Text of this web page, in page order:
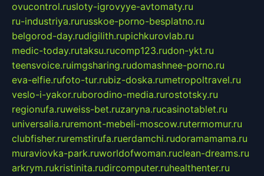
ovucontrol.rusloty-igrovyye-avtomaty.ru
ru-industriya.rurusskoe-porno-besplatno.ru
belgorod-day.rudigilith.rupichkurovlab.ru
medic-today.rutaksu.rucomp123.rudon-ykt.ru
teensvoice.ruimgsharing.rudomashnee-porno.ru
eva-elfie.rufoto-tur.rubiz-doska.rumetropoltravel.ru
veslo-i-yakor.ruborodino-media.rurostotsky.ru
regionufa.ruweiss-bet.ruzaryna.rucasinotablet.ru
universalia.ruremont-mebeli-moscow.rutermomur.ru
clubfisher.ruremstirufa.ruerdamchi.rudoramamama.ru
muraviovka-park.ruworldofwoman.ruclean-dreams.ru
arkrym.rukristinita.rudircomputer.ruhealthenter.ru